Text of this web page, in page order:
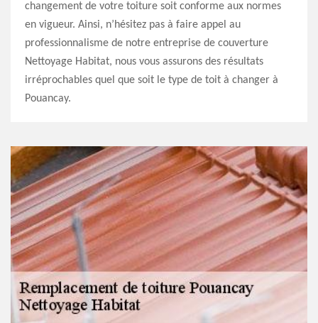
changement de votre toiture soit conforme aux normes
en vigueur. Ainsi, n’hésitez pas à faire appel au
professionnalisme de notre entreprise de couverture
Nettoyage Habitat, nous vous assurons des résultats
irréprochables quel que soit le type de toit à changer à
Pouancay.